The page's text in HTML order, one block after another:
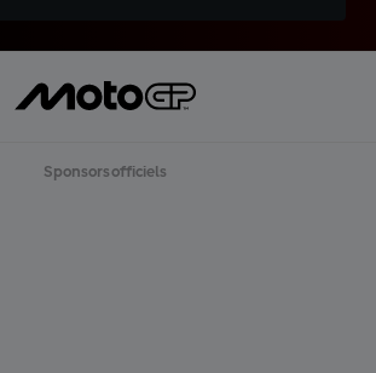
Sponsors officiels